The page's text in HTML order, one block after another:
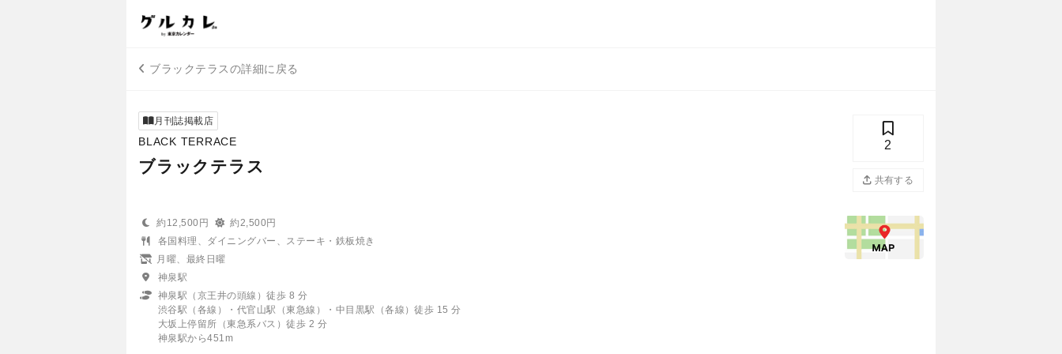
ブラックテラスの詳細に戻る
月刊誌掲載店
BLACK TERRACE
ブラックテラス
2
共有する
約12,500円
約2,500円
各国料理、ダイニングバー、ステーキ・鉄板焼き
月曜、最終日曜
神泉駅
神泉駅（京王井の頭線）徒歩 8 分
渋谷駅（各線）・代官山駅（東急線）・中目黒駅（各線）徒歩 15 分
大坂上停留所（東急系バス）徒歩 2 分
神泉駅から451m